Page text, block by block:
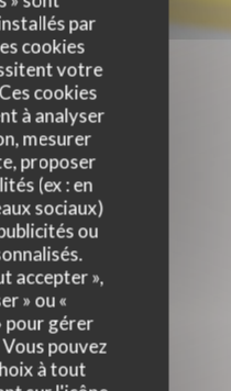
par
cookies
votre
cookies
à analyser
mesurer
proposer
(ex : en
sociaux)
ou
accepter »,
» ou «
pour gérer
pouvez
à tout